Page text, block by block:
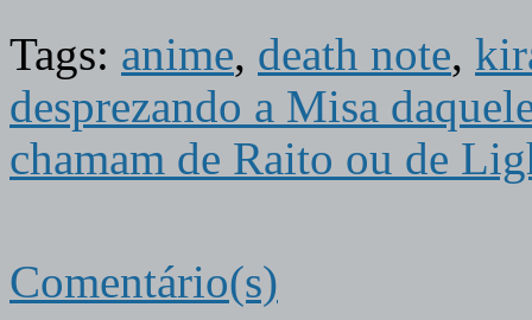
Tags: anime, death note,
desprezando a Misa
chamam de Raito ou de
Comentário(s)